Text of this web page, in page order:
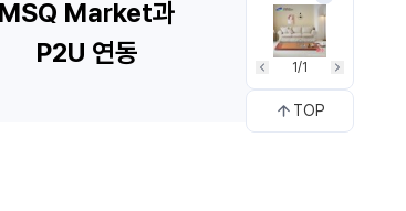
1/1
TOP